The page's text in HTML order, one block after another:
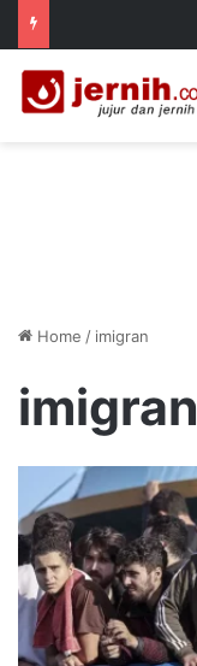
Home / imigran
imigran